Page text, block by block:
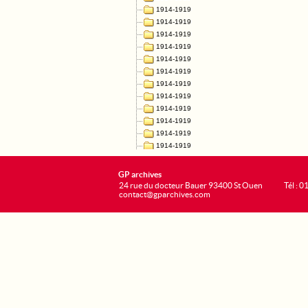
GP archives
24 rue du docteur Bauer 93400 St Ouen
contact@gparchives.com
Tél :